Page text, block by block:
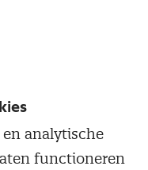
analytische
functioneren